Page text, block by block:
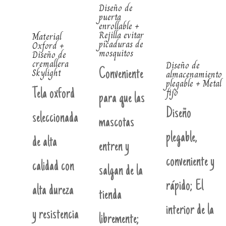
Material
Oxford +
Diseño de
cremallera
Skylight
Tela oxford
seleccionada
de alta
calidad con
alta dureza
y resistencia
Diseño de
puerta
enrollable +
Rejilla evitar
picaduras de
mosquitos
Conveniente
para que las
mascotas
entren y
salgan de la
tienda
libremente;
Diseño de
almacenamiento
plegable + Metal
fijo
Diseño
plegable,
conveniente y
rápido; El
interior de la